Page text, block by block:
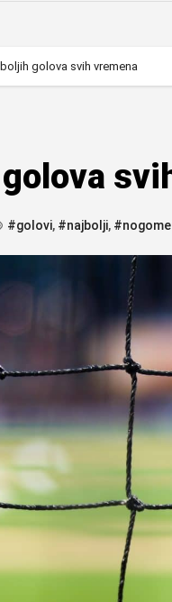
golova svih vremena
#golovi, #najbolji,